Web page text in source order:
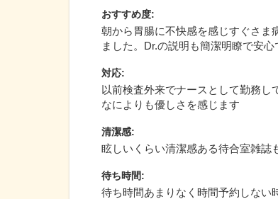
おすすめ度:
朝から胃腸に不快感を感じすぐさま
ました。Dr.の説明も簡潔明瞭で安心
対応:
以前検査外来でナースとして勤務し
なによりも優しさを感じます
清潔感:
眩しいくらい清潔感ある待合室雑誌
待ち時間:
待ち時間あまりなく時間予約しない